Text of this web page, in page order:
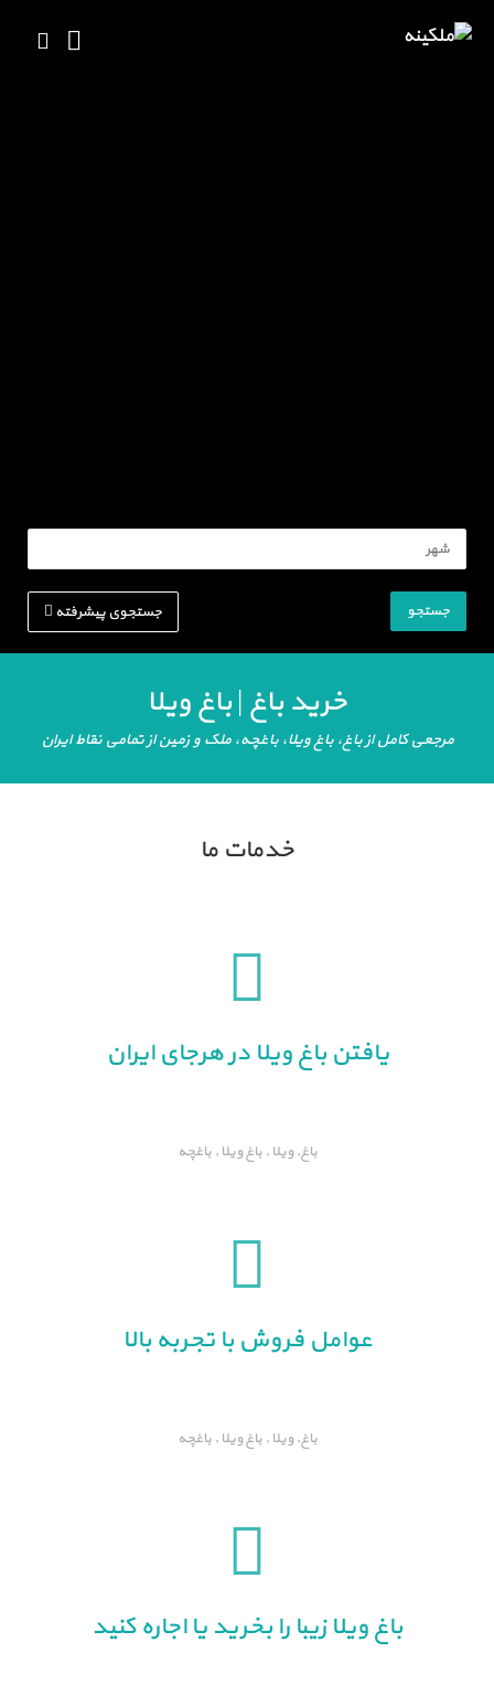
جستجو جستجوی پیشرفته
خرید باغ | باغ ویلا
مرجعی کامل از باغ، باغ ویلا، باغچه، ملک و زمین از تمامی نقاط ایران
خدمات ما
یافتن باغ ویلا در هرجای ایران
باغ, ویلا , باغ ویلا , باغچه
عوامل فروش با تجربه بالا
باغ, ویلا , باغ ویلا , باغچه
باغ ویلا زیبا را بخرید یا اجاره کنید